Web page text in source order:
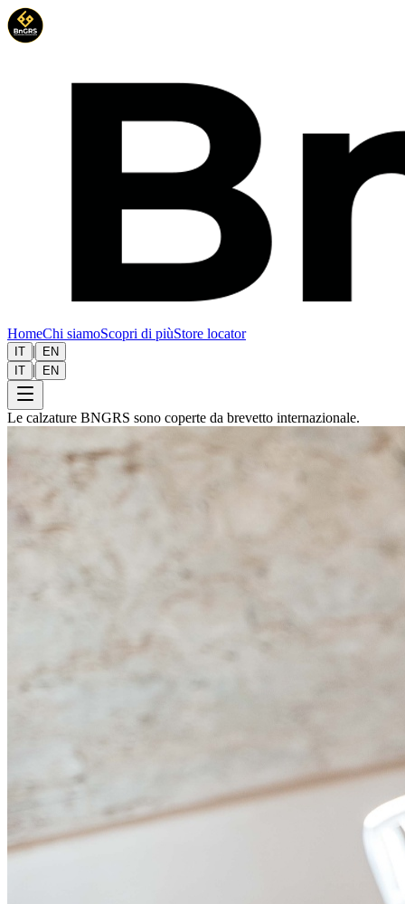
HomeChi siamoScopri di piùStore locator
IT |
EN
IT | EN
Le calzature BNGRS sono coperte da brevetto internazionale.